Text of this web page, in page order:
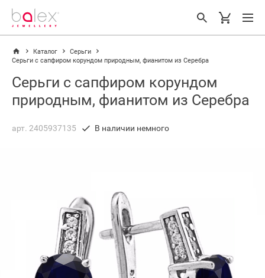
Каталог
Серьги
Серьги с сапфиром корундом природным, фианитом из Серебра
Серьги с сапфиром корундом
природным, фианитом из Серебра
арт. 2405937135 В наличии немного